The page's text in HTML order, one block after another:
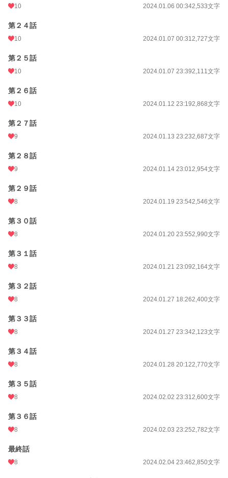
10 2024.01.06 00:342,533文字
第２４話
10 2024.01.07 00:312,727文字
第２５話
10 2024.01.07 23:392,111文字
第２６話
10 2024.01.12 23:192,868文字
第２７話
9 2024.01.13 23:232,687文字
第２８話
9 2024.01.14 23:012,954文字
第２９話
8 2024.01.19 23:542,546文字
第３０話
8 2024.01.20 23:552,990文字
第３１話
8 2024.01.21 23:092,164文字
第３２話
8 2024.01.27 18:262,400文字
第３３話
8 2024.01.27 23:342,123文字
第３４話
8 2024.01.28 20:122,770文字
第３５話
8 2024.02.02 23:312,600文字
第３６話
8 2024.02.03 23:252,782文字
最終話
8 2024.02.04 23:462,850文字